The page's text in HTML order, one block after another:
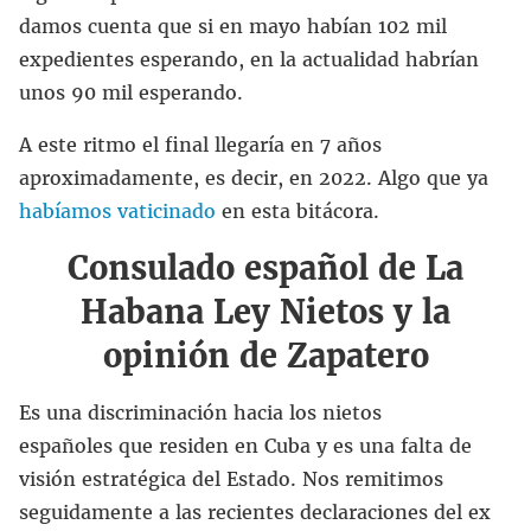
damos cuenta que si en mayo habían 102 mil
expedientes esperando, en la actualidad habrían
unos 90 mil esperando.
A este ritmo el final llegaría en 7 años
aproximadamente, es decir, en 2022. Algo que ya
habíamos vaticinado en esta bitácora.
Consulado español de La
Habana Ley Nietos y la
opinión de Zapatero
Es una discriminación hacia los nietos
españoles que residen en Cuba y es una falta de
visión estratégica del Estado. Nos remitimos
seguidamente a las recientes declaraciones del ex